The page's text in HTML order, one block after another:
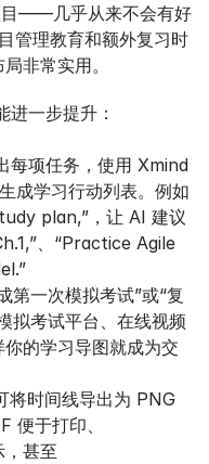
目——几乎从来不会有好
管理教育和额外复习时
非常实用。
一步提升：
每项任务，使用 Xmind
成学习行动列表。例如
plan,”，让 AI 建议
、“Practice Agile
第一次模拟考试”或“复
拟考试平台、在线视频
的学习导图就成为交
将时间线导出为 PNG
便于打印、
甚至